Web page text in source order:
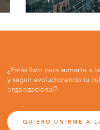
¿Estás listo para sumarte a la
y seguir evolucionando tu
organizacional?
QUIERO UNIRME A